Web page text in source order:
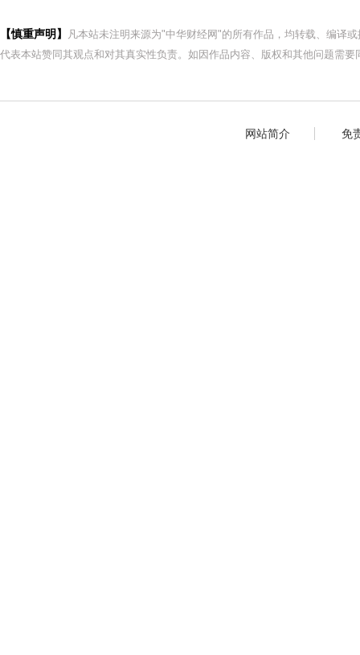
【慎重声明】
凡本站未注明来源为"中华财经网"的所有作品，均转载、编译
代表本站赞同其观点和对其真实性负责。如因作品内容、版权和其他问题需
网站简介 免